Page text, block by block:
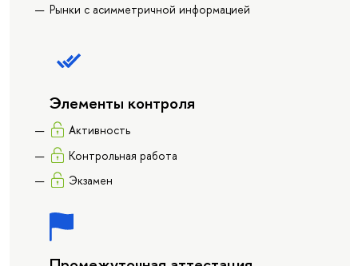
Рынки с асимметричной информацией
Элементы контроля
Активность
Контрольная работа
Экзамен